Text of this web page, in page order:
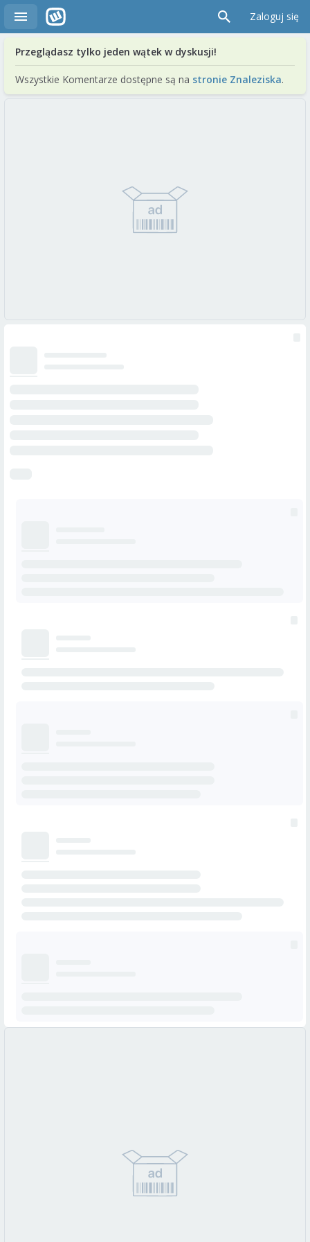
Zaloguj się
Przeglądasz tylko jeden wątek w dyskusji!
Wszystkie Komentarze dostępne są na stronie Znaleziska.